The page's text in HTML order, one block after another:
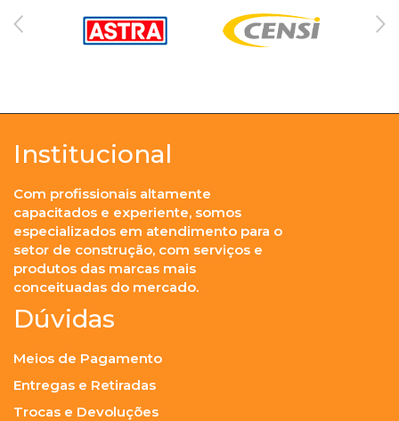
Institucional
Com profissionais altamente
capacitados e experiente, somos
especializados em atendimento para o
setor de construção, com serviços e
produtos das marcas mais
conceituadas do mercado.
Dúvidas
Meios de Pagamento
Entregas e Retiradas
Trocas e Devoluções